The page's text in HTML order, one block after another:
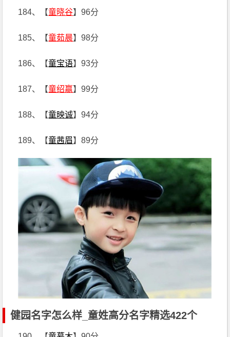
184、【童晓谷】96分
185、【童茹晨】98分
186、【童宝语】93分
187、【童绍赢】99分
188、【童映诚】94分
189、【童茜眉】89分
健园名字怎么样_童姓高分名字精选422个